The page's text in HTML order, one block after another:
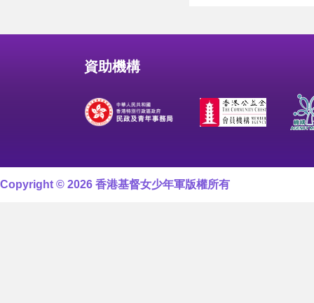
資助機構
Copyright © 2026 香港基督女少年軍版權所有